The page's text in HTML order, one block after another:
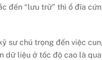
đến “lưu trữ” thì ổ đĩa
sư chú trọng đến việc
dữ liệu ở tốc độ cao là